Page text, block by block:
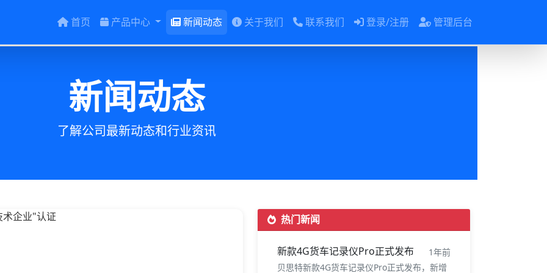
首页 产品中心 新闻动态 关于我们 联系我们 登录/注册 管理后台
新闻动态
了解公司最新动态和行业资讯
热门新闻
新款4G货车记录仪Pro正式发布
1年前
贝思特新款4G货车记录仪Pro正式发布，新增